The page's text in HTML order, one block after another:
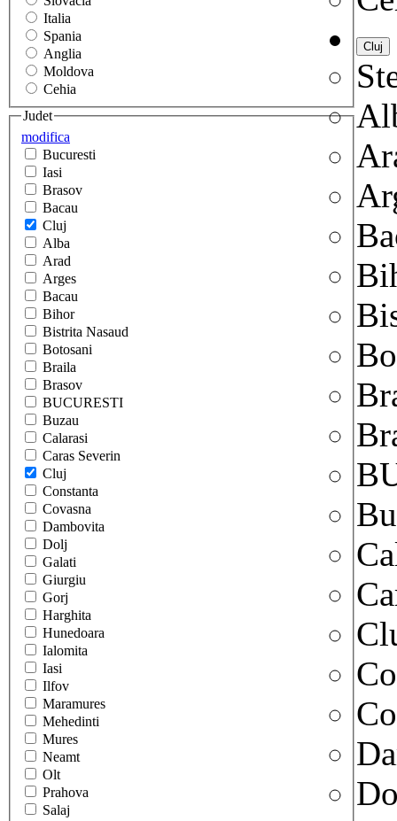
Italia
Spania
Anglia
Moldova
Cehia
modifica
Judet
Bucuresti
Iasi
Brasov
Bacau
Cluj
Alba
Arad
Arges
Bacau
Bihor
Bistrita Nasaud
Botosani
Braila
Brasov
BUCURESTI
Buzau
Calarasi
Caras Severin
Cluj
Constanta
Covasna
Dambovita
Dolj
Galati
Giurgiu
Gorj
Harghita
Hunedoara
Ialomita
Iasi
Ilfov
Maramures
Mehedinti
Mures
Neamt
Olt
Prahova
Salaj